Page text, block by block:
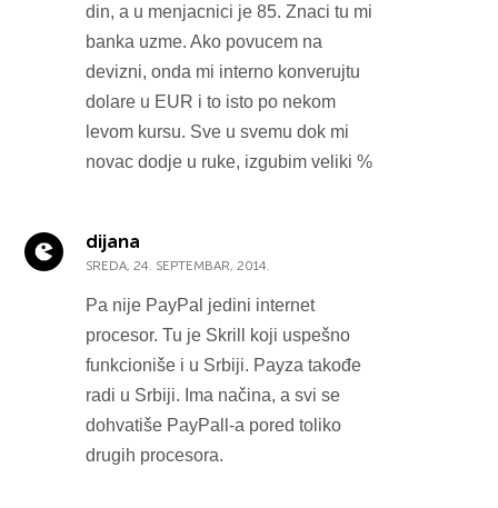
din, a u menjacnici je 85. Znaci tu mi
banka uzme. Ako povucem na
devizni, onda mi interno konverujtu
dolare u EUR i to isto po nekom
levom kursu. Sve u svemu dok mi
novac dodje u ruke, izgubim veliki %
dijana
SREDA, 24. SEPTEMBAR, 2014.
Pa nije PayPal jedini internet
procesor. Tu je Skrill koji uspešno
funkcioniše i u Srbiji. Payza takođe
radi u Srbiji. Ima načina, a svi se
dohvatiše PayPall-a pored toliko
drugih procesora.